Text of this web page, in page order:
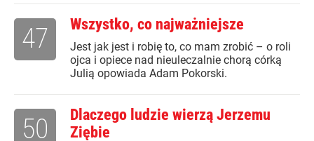
Wszystko, co najważniejsze
Jest jak jest i robię to, co mam zrobić – o roli
ojca i opiece nad nieuleczalnie chorą córką
Julią opowiada Adam Pokorski.
47
Dlaczego ludzie wierzą Jerzemu
Ziębie
50